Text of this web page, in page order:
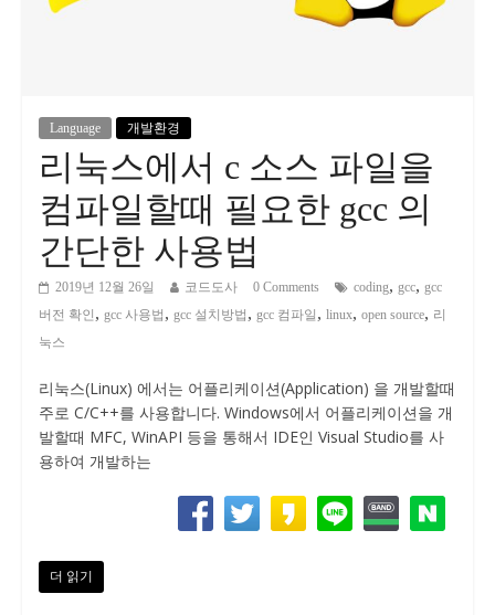
Language 개발환경
리눅스에서 c 소스 파일을
컴파일할때 필요한 gcc 의
간단한 사용법
2019년 12월 26일 코드도사 0 Comments coding, gcc, gcc
버전 확인 , gcc 사용법 , gcc 설치방법 , gcc 컴파일 , linux, open source, 리
눅스
리눅스(Linux) 에서는 어플리케이션(Application) 을 개발할때
주로 C/C++를 사용합니다. Windows에서 어플리케이션을 개
발할때 MFC, WinAPI 등을 통해서 IDE인 Visual Studio를 사
용하여 개발하는
더 읽기